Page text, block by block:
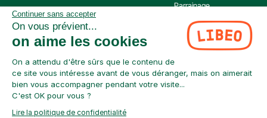
Libeo, société par actions simplifiée immatriculée au RCS de Créteil, dont le siège social
est situé au 112 Avenue de Paris, 94300 Vincennes, est enregistré auprès de l’Organisme
pour le Registre Unique des Intermédiaires en assurance, banque et finance (ORIAS) sous
le numéro 220 063 49 en tant que (i) courtier en opérations de banque et en services de
paiement (COBSP) et (ii) mandataire non exclusif en opération de Banque et Service de
Paiement (MOBSP) de la société SWAN (SIREN: 853 827 103). Les immatriculations COBSP
et MOBSP peuvent être vérifiées à tout moment sur le répertoire ORIAS accessible à
l’adresse suivante :
https://www.orias.fr/
Parrainage
Continuer sans accepter
On vous prévient...
on aime les cookies
On a attendu d'être sûrs que le contenu de
ce site vous intéresse avant de vous déranger, mais on aimerait
bien vous accompagner pendant votre visite...
C'est OK pour vous ?
Lire la politique de confidentialité